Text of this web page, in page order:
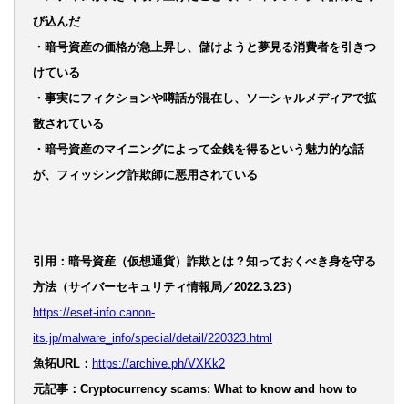
び込んだ
・暗号資産の価格が急上昇し、儲けようと夢見る消費者を引きつ
けている
・事実にフィクションや噂話が混在し、ソーシャルメディアで拡
散されている
・暗号資産のマイニングによって金銭を得るという魅力的な話
が、フィッシング詐欺師に悪用されている
引用：暗号資産（仮想通貨）詐欺とは？知っておくべき身を守る
方法（サイバーセキュリティ情報局／2022.3.23）
https://eset-info.canon-
its.jp/malware_info/special/detail/220323.html
魚拓URL： https://archive.ph/VXKk2
元記事：Cryptocurrency scams: What to know and how to